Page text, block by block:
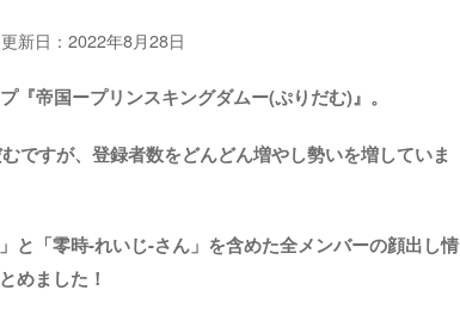
新日：2022年8月28日
『帝国ープリンスキングダムー(ぷりだむ)』。
ですが、登録者数をどんどん増やし勢いを増していま
と「零時-れいじ-さん」を含めた全メンバーの顔出し情
めました！